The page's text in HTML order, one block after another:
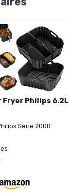
Fryer Philips 6.2L
Série 2000